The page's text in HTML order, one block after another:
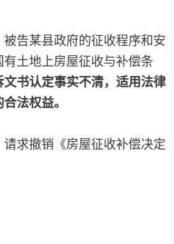
被告某县政府的征收程序和安
土地上房屋征收与补偿条
文书认定事实不清，适用法律
法权益。
求撤销《房屋征收补偿决定